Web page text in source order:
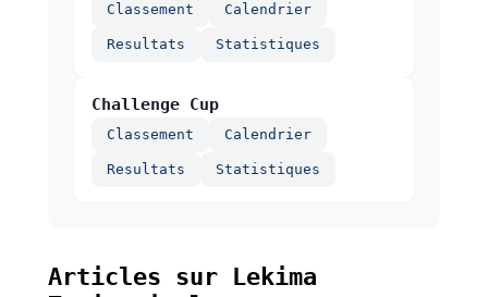
Classement Calendrier
Resultats Statistiques
Challenge Cup
Classement Calendrier
Resultats Statistiques
Articles sur Lekima